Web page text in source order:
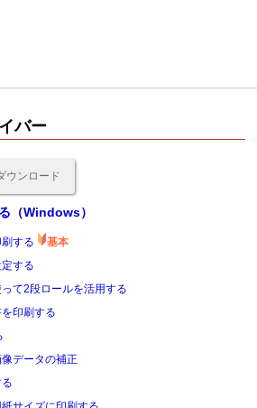
バー
ウンロード
（Windows）
する
基本
する
て2段ロールを活用する
印刷する
データの補正